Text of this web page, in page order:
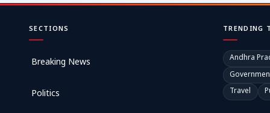
SECTIONS
Breaking News
Politics
TRENDING
Andhra
Travel